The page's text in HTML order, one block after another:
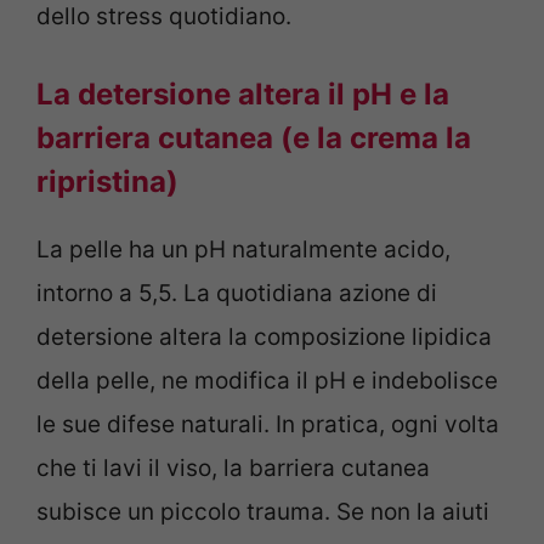
dello stress quotidiano.
La detersione altera il pH e la
barriera cutanea (e la crema la
ripristina)
La pelle ha un pH naturalmente acido,
intorno a 5,5. La quotidiana azione di
detersione altera la composizione lipidica
della pelle, ne modifica il pH e indebolisce
le sue difese naturali. In pratica, ogni volta
che ti lavi il viso, la barriera cutanea
subisce un piccolo trauma. Se non la aiuti